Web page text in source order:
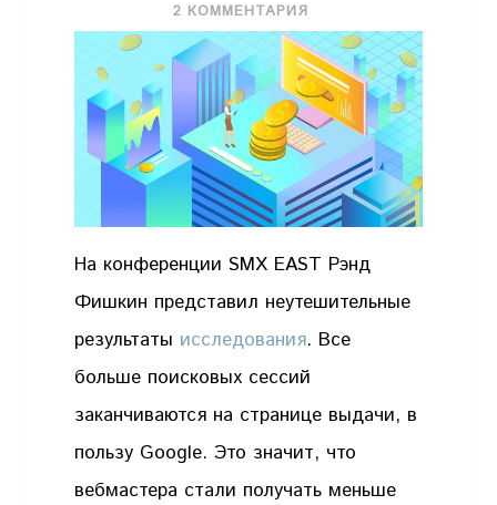
2 КОММЕНТАРИЯ
На конференции SMX EAST Рэнд
Фишкин представил неутешительные
результаты исследования. Все
больше поисковых сессий
заканчиваются на странице выдачи, в
пользу Google. Это значит, что
вебмастера стали получать меньше